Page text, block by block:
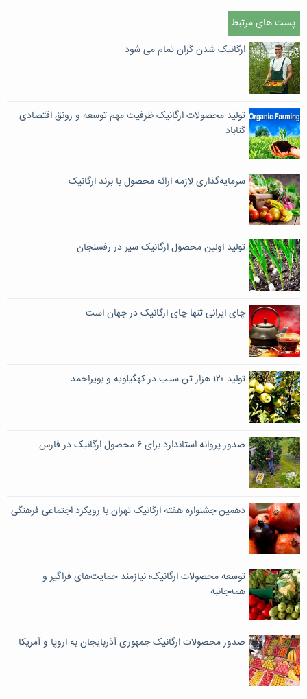
پست های مرتبط
ارگانیک شدن گران تمام می شود
تولید محصولات ارگانیک ظرفیت مهم توسعه و رونق اقتصادی
گناباد
سرمایه‌گذاری لازمه ارائه محصول با برند ارگانیک
تولید اولین محصول ارگانیک سیر در رفسنجان
چای ایرانی تنها چای ارگانیک در جهان است
تولید ۱۲۰ هزار تن سیب در کهگیلویه و بویراحمد
صدور پروانه استاندارد برای ۶ محصول ارگانیک در فارس
دهمین جشنواره هفته ارگانیک تهران با رویکرد اجتماعی فرهنگی
توسعه محصولات ارگانیک؛ نیازمند حمایت‌های فراگیر و
همه‌جانبه
صدور محصولات ارگانیک جمهوری آذربایجان به اروپا و آمریکا